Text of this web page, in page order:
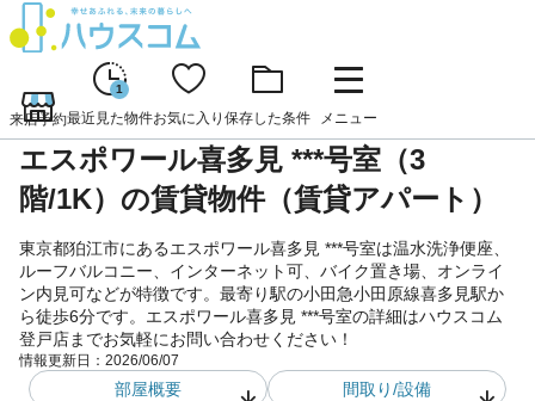
来店予約
1
最近見た物件お気に入り 保存した条件 メニュー
エスポワール喜多見 ***号室（3
階/1K）の賃貸物件（賃貸アパート）
東京都狛江市にあるエスポワール喜多見 ***号室は温水洗浄便座、
ルーフバルコニー、インターネット可、バイク置き場、オンライ
ン内見可などが特徴です。最寄り駅の小田急小田原線喜多見駅か
ら徒歩6分です。エスポワール喜多見 ***号室の詳細はハウスコム
登戸店までお気軽にお問い合わせください！
情報更新日： 2026/06/07
部屋概要
間取り/設備